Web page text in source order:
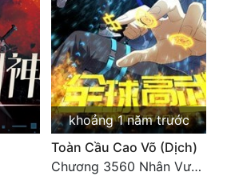
khoảng 1 năm trước
Toàn Cầu Cao Võ (Dịch)
Chương 3560 Nhân Vương trở về - END